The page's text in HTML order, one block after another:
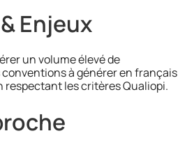
Enjeux
un volume élevé de
conventions à générer en français
respectant les critères Qualiopi.